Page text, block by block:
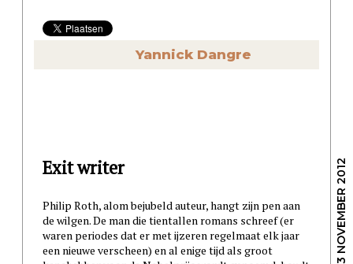
Yannick Dangre
/ 13 NOVEMBER 2012
Exit writer
Philip Roth, alom bejubeld auteur, hangt zijn pen aan
de wilgen. De man die tientallen romans schreef (er
waren periodes dat er met ijzeren regelmaat elk jaar
een nieuwe verscheen) en al enige tijd als groot